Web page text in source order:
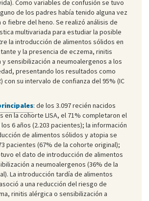
Como variables de confusión se tuvo
de los padres había tenido alguna vez
o fiebre del heno. Se realizó análisis de
multivariada para estudiar la posible
la introducción de alimentos sólidos en
y la presencia de eczema, rinitis
y sensibilización a neumoalergenos a los
presentando los resultados como
con su intervalo de confianza del 95% (IC
: de los 3.097 recién nacidos
en la cohorte LISA, el 71% completaron el
6 años (2.203 pacientes); la información
de alimentos sólidos y atopia se
pacientes (67% de la cohorte original);
el dato de introducción de alimentos
a neumoalergenos (36% de la
La introducción tardía de alimentos
a una reducción del riesgo de
rinitis alérgica o sensibilización a